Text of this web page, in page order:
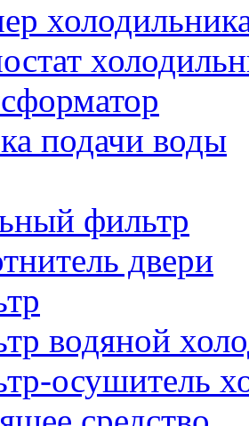
подачи воды
фильтр
двери
водяной
осушитель